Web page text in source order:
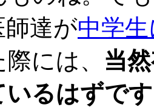
師達が中学
には、 当
いるはずで